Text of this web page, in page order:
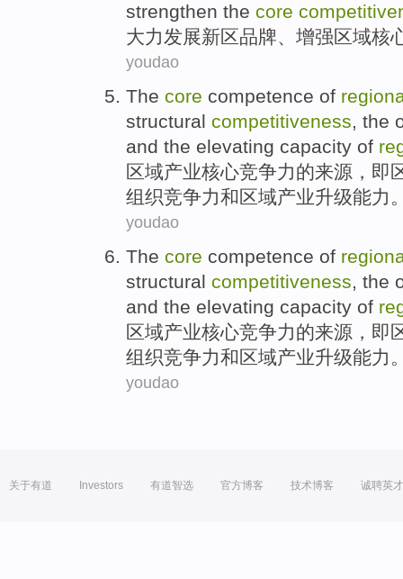
strengthen the core
大力发展新区品牌、 增强区域核
youdao
The core competence of
structural competitiveness, the
and the elevating capacity of
区域产业核心竞争力的来源 ，即
组织竞争力和 区域产业升级能力
youdao
The core competence of
structural competitiveness, the
and the elevating capacity of
区域产业核心竞争力的来源 ，即
组织竞争力和 区域产业升级能力
youdao
关于有道 Investors 有道智选 官方博客 技术博客 诚聘英才